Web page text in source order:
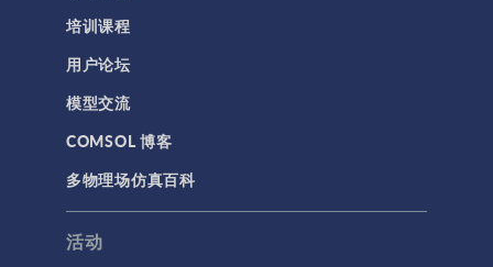
培训课程
用户论坛
模型交流
COMSOL 博客
多物理场仿真百科
活动